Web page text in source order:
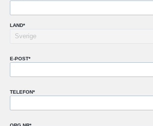
LAND*
E-POST*
TELEFON*